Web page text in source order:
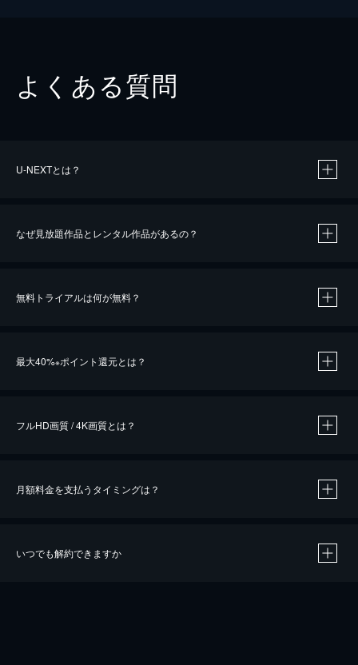
よくある質問
U-NEXTとは？
なぜ見放題作品とレンタル作品があるの？
無料トライアルは何が無料？
最大40%※ポイント還元とは？
※40％ポイント還元の対象は、クレジットカード決済による作品の購入 / レンタルです。
iOSアプリのUコイン決済による作品の購入 / レンタルは、20％のポイント還元です。
フルHD画質 / 4K画質とは？
月額料金を支払うタイミングは？
いつでも解約できますか